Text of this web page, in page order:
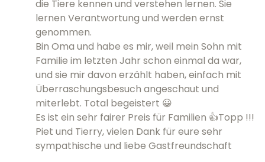
die Tiere kennen und verstehen lernen. Sie
lernen Verantwortung und werden ernst
genommen.
Bin Oma und habe es mir, weil mein Sohn mit
Familie im letzten Jahr schon einmal da war,
und sie mir davon erzählt haben, einfach mit
Überraschungsbesuch angeschaut und
miterlebt. Total begeistert 😀
Es ist ein sehr fairer Preis für Familien 👍Topp !!!
Piet und Tierry, vielen Dank für eure sehr
sympathische und liebe Gastfreundschaft